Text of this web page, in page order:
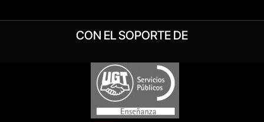
CON EL SOPORTE DE